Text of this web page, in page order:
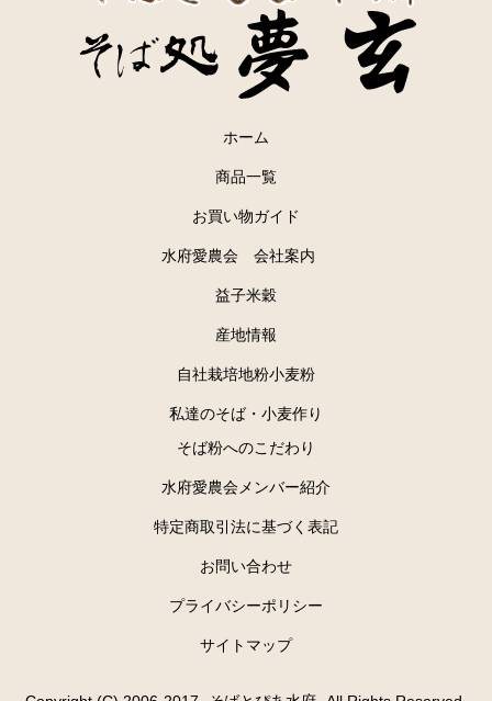
ホーム
商品一覧
お買い物ガイド
水府愛農会 会社案内
益子米穀
産地情報
自社栽培地粉小麦粉
私達のそば・小麦作り
そば粉へのこだわり
水府愛農会メンバー紹介
特定商取引法に基づく表記
お問い合わせ
プライバシーポリシー
サイトマップ